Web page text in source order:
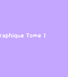
Tome 1